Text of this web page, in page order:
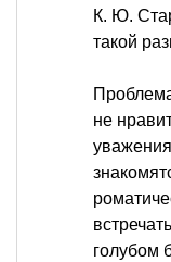
К. Ю.
такой
не
голубом